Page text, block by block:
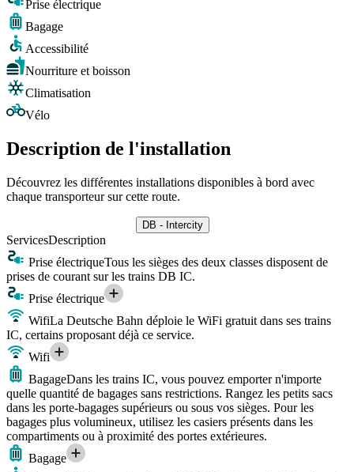
Prise électrique
Bagage
Accessibilité
Nourriture et boisson
Climatisation
Vélo
Description de l'installation
Découvrez les différentes installations disponibles à bord avec
chaque transporteur sur cette route.
DB - Intercity
ServicesDescription
Prise électriqueTous les sièges des deux classes disposent de
prises de courant sur les trains DB IC.
Prise électrique
WifiLa Deutsche Bahn déploie le WiFi gratuit dans ses trains
IC, certains proposant déjà ce service.
Wifi
BagageDans les trains IC, vous pouvez emporter n'importe
quelle quantité de bagages sans restrictions. Rangez les petits sacs
dans les porte-bagages supérieurs ou sous vos sièges. Pour les
bagages plus volumineux, utilisez les casiers présents dans les
compartiments ou à proximité des portes extérieures.
Bagage